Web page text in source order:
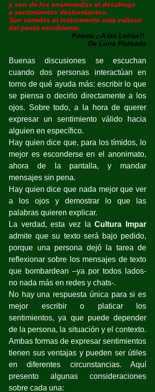
y son de los enamorados el desahogo
a sentimientos desbordantes.
Son ustedes el instrumento más valioso
del poeta escribiente.
Poema ¡¡A las Letras!!
De Luna Plateada
Buenas discusiones se escuchan
cuando dos personas interactúan en
torno de qué ayuda más: escribir lo que
se piensa o decirlo directamente a los
ojos. Sobre todo, a la hora de querer
expresar un sentimiento válido hacia
alguien en específico.
Hay quien dice que, para los tímidos, lo
mejor es esconderse en el anonimato,
ahora de la pantalla, y mandar
mensajes sin pena.
Hay quien dice que nada mejor que ver
a los ojos y demostrar lo que las
palabras quieren explicar.
La verdad, esta vez la Cultura Impar
admite que su texto será bajo pedido,
porque una persona dejó la tarea de
reflexionar sobre los mensajes de texto
que bombardean –ya por todos lados-
no nada más en redes y chats-.
No hay una respuesta única para si es
mejor escribir o platicar los
sentimientos, ya que puede depender
de la persona, la situación y el contexto.
Ambas formas de expresar sentimientos
tienen sus ventajas y pueden ser útiles
en diferentes circunstancias. Aquí
presento algunas consideraciones
sobre cada una: